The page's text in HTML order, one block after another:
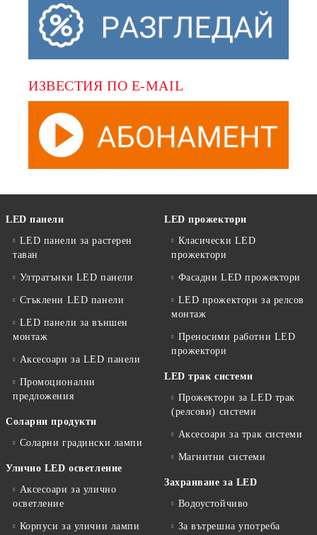
ИЗВЕСТИЯ ПО E-MAIL
LED панели
LED панели за растерен
таван
Ултратънки LED панели
Стъклени LED панели
LED панели за външен
монтаж
Аксесоари за LED панели
Промоционални
предложения
Соларни продукти
Соларни градински лампи
Улично LED осветление
Аксесоари за улично
осветление
Корпуси за улични лампи
LED прожектори
Класически LED
прожектори
Фасадни LED прожектори
LED прожектори за релсов
монтаж
Преносими работни LED
прожектори
LED трак системи
Прожектори за LED трак
(релсови) системи
Аксесоари за трак системи
Магнитни системи
Захранване за LED
Водоустойчиво
За вътрешна употреба